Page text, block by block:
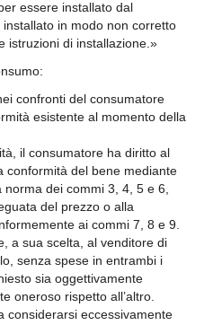
essere installato dal
in modo non corretto
istruzioni di installazione.»
confronti del consumatore
esistente al momento della
il consumatore ha diritto al
conformità del bene mediante
dei commi 3, 4, 5 e 6,
del prezzo o alla
ai commi 7, 8 e 9.
a sua scelta, al venditore di
senza spese in entrambi i
sia oggettivamente
oneroso rispetto all’altro.
considerarsi eccessivamente